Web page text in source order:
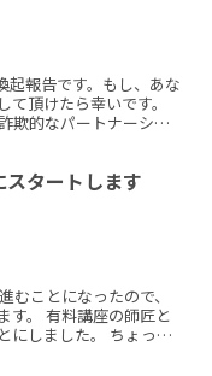
起報告です。もし、あな
頂けたら幸いです。
欺的なパートナーシッ
タートします
ことになったので、
す。 有料講座の師匠と
にしました。 ちょっと